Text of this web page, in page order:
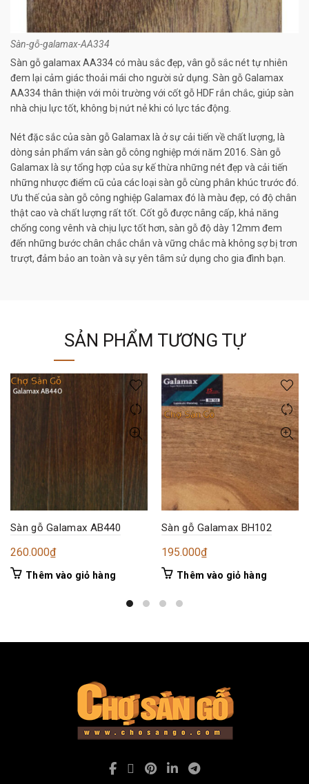
Sàn-gỗ-galamax-AA334
Sàn gỗ galamax AA334 có màu sắc đẹp, vân gỗ sắc nét tự nhiên
đem lại cảm giác thoải mái cho người sử dụng. Sàn gỗ Galamax
AA334 thân thiện với môi trường với cốt gỗ HDF rắn chắc, giúp sàn
nhà chịu lực tốt, không bị nứt nẻ khi có lực tác động.
Nét đặc sắc của sàn gỗ Galamax là ở sự cải tiến về chất lượng, là
dòng sản phẩm ván sàn gỗ công nghiệp mới năm 2016. Sàn gỗ
Galamax là sự tổng hợp của sự kế thừa những nét đẹp và cải tiến
những nhược điểm cũ của các loại sàn gỗ cùng phân khúc trước đó.
Ưu thế của sàn gỗ công nghiệp Galamax đó là màu đẹp, có độ chân
thật cao và chất lượng rất tốt. Cốt gỗ được nâng cấp, khả năng
chống cong vênh và chịu lực tốt hơn, sàn gỗ độ dày 12mm đem
đến những bước chân chắc chắn và vững chắc mà không sợ bị trơn
trượt, đảm bảo an toàn và sự yên tâm sử dụng cho gia đình bạn.
SẢN PHẨM TƯƠNG TỰ
Sàn gỗ Galamax AB440
260.000₫
Thêm vào giỏ hàng
Sàn gỗ Galamax BH102
195.000₫
Thêm vào giỏ hàng